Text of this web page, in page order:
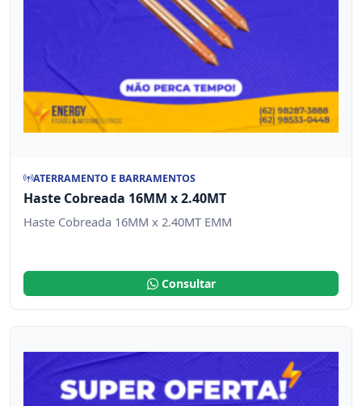
ATERRAMENTO E BARRAMENTOS
Haste Cobreada 16MM x 2.40MT
Haste Cobreada 16MM x 2.40MT EMM
Consultar